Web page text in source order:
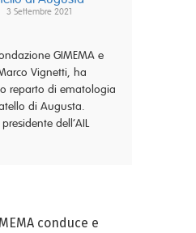
3 Settembre 2021
GIMEMA e
Vignetti, ha
reparto di ematologia
di Augusta.
dell’AIL
conduce e